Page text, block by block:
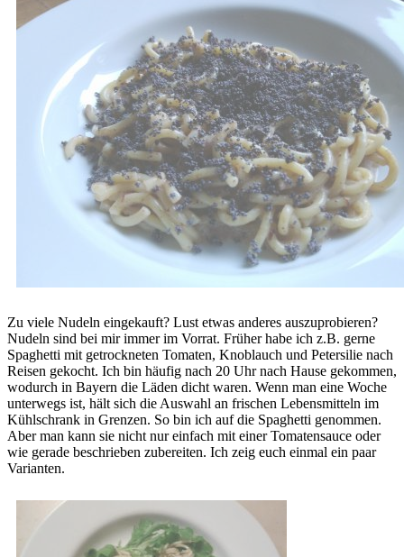
Zu viele Nudeln eingekauft? Lust etwas anderes auszuprobieren?
Nudeln sind bei mir immer im Vorrat. Früher habe ich z.B. gerne
Spaghetti mit getrockneten Tomaten, Knoblauch und Petersilie nach
Reisen gekocht. Ich bin häufig nach 20 Uhr nach Hause gekommen,
wodurch in Bayern die Läden dicht waren. Wenn man eine Woche
unterwegs ist, hält sich die Auswahl an frischen Lebensmitteln im
Kühlschrank in Grenzen. So bin ich auf die Spaghetti genommen.
Aber man kann sie nicht nur einfach mit einer Tomatensauce oder
wie gerade beschrieben zubereiten. Ich zeig euch einmal ein paar
Varianten.